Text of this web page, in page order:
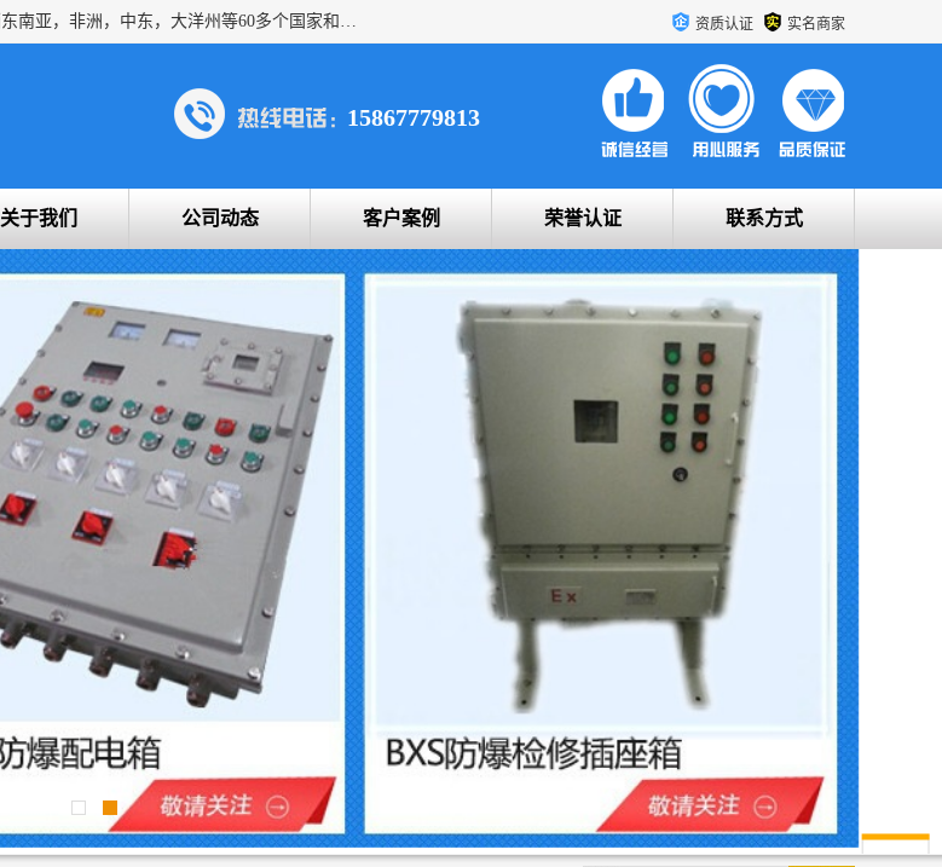
浙创防爆公司产品得到了 国内外广大用户的青眯，销售网络遍布全国各地及远销东南亚，非洲，中东，大洋州等60多个国家和地区，并初步建立起以中国大陆为总部的全球营销体系。 专业生产：防爆电气，BXMD系列防爆照明动力配电箱，BJX防爆接线箱，BKX防爆控制箱，防爆检修电源箱，防爆开关箱，不锈钢防爆箱，201/304/316不锈钢防爆配电箱系列， 防爆防腐系列，防爆防腐操作柱，防爆防腐控制箱 浙创防爆 资质认证 实名商家
15867779813
关于我们 公司动态 客户案例 荣誉认证 联系方式